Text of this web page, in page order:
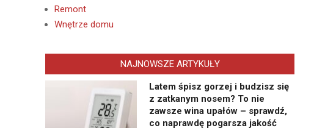
Remont
Wnętrze domu
NAJNOWSZE ARTYKUŁY
Latem śpisz gorzej i budzisz się
z zatkanym nosem? To nie
zawsze wina upałów – sprawdź,
co naprawdę pogarsza jakość